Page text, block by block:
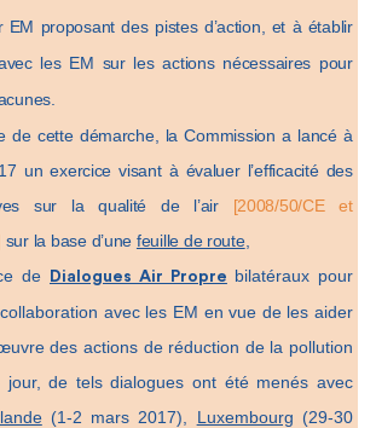
EM proposant des pistes d’action, et à établir
les EM sur les actions nécessaires pour
de cette démarche, la Commission a lancé à
un exercice visant à évaluer l’efficacité des
sur la qualité de l’air [2008/50/CE et
sur la base d’une feuille de route,
de
Dialogues Air Propre bilatéraux pour
avec les EM en vue de les aider
des actions de réduction de la pollution
jour, de tels dialogues ont été menés avec
(1-2 mars 2017), Luxembourg (29-30